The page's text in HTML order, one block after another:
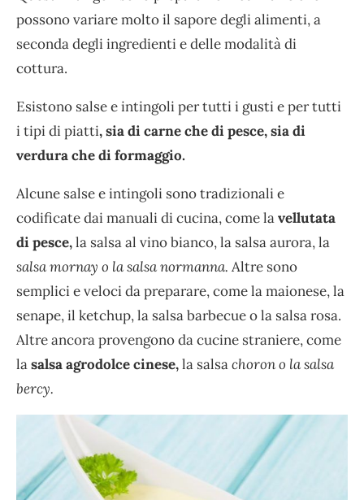
possono variare molto il sapore degli alimenti, a
seconda degli ingredienti e delle modalità di
cottura.
Esistono salse e intingoli per tutti i gusti e per tutti
i tipi di piatti, sia di carne che di pesce, sia di
verdura che di formaggio.
Alcune salse e intingoli sono tradizionali e
codificate dai manuali di cucina, come lavellutata
di pesce,la salsa al vino bianco, la salsa aurora, la
salsa mornay o la salsa normanna. Altre sono
semplici e veloci da preparare, come la maionese, la
senape, il ketchup, la salsa barbecue o la salsa rosa.
Altre ancora provengono da cucine straniere, come
lasalsa agrodolce cinese,la salsachoron o la salsa
bercy.